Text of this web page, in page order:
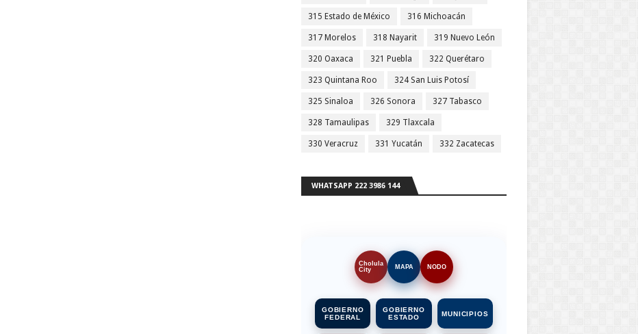
315 Estado de México 316 Michoacán
317 Morelos 318 Nayarit 319 Nuevo León
320 Oaxaca 321 Puebla 322 Querétaro
323 Quintana Roo 324 San Luis Potosí
325 Sinaloa 326 Sonora 327 Tabasco
328 Tamaulipas 329 Tlaxcala
330 Veracruz 331 Yucatán 332 Zacatecas
WHATSAPP 222 3986 144
Cholula
City
MAPA NODO
GOBIERNO
FEDERAL
GOBIERNO
ESTADO
MUNICIPIOS